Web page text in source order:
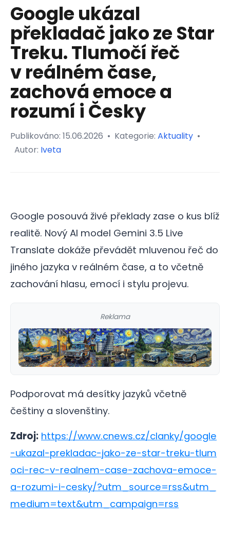
Google ukázal
překladač jako ze Star
Treku. Tlumočí řeč
v reálném čase,
zachová emoce a
rozumí i Česky
Publikováno: 15.06.2026 • Kategorie: Aktuality •
Autor: Iveta
Google posouvá živé překlady zase o kus blíž
realitě. Nový AI model Gemini 3.5 Live
Translate dokáže převádět mluvenou řeč do
jiného jazyka v reálném čase, a to včetně
zachování hlasu, emocí i stylu projevu.
Reklama
Podporovat má desítky jazyků včetně
češtiny a slovenštiny.
Zdroj: https://www.cnews.cz/clanky/google
-ukazal-prekladac-jako-ze-star-treku-tlum
oci-rec-v-realnem-case-zachova-emoce-
a-rozumi-i-cesky/?utm_source=rss&utm_
medium=text&utm_campaign=rss